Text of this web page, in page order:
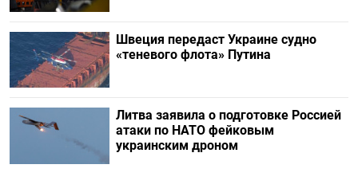
Швеция передаст Украине судно
«теневого флота» Путина
Литва заявила о подготовке Россией
атаки по НАТО фейковым
украинским дроном